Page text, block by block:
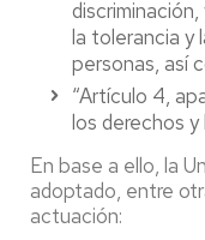
la tolerancia y
personas, así
“Artículo 4,
los derechos y
En base a ello, la
adoptado, entre
actuación: